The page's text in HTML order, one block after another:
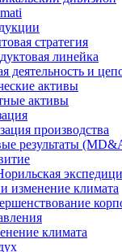
стратегия
линейка
деятельность и
активы
активы
производства
результаты
изменение климата
климата